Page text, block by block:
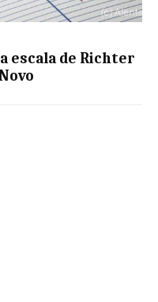
escala de Richter